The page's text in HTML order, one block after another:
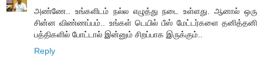
அண்ணே.. உங்களிடம் நல்ல எழுத்து நடை உள்ளது. ஆனால் ஒரு
சின்ன விண்ணப்பம்.. உங்கள் டெயில் பீஸ் மேட்டர்களை தனித்தனி
பத்திகளில் போட்டால் இன்னும் சிறப்பாக இருக்கும்..
Reply